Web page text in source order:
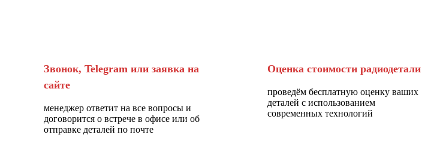
Звонок, Telegram или заявка на
сайте
менеджер ответит на все вопросы и
договорится о встрече в офисе или об
отправке деталей по почте
Оценка стоимости радиодетали
проведём бесплатную оценку ваших
деталей с использованием
современных технологий